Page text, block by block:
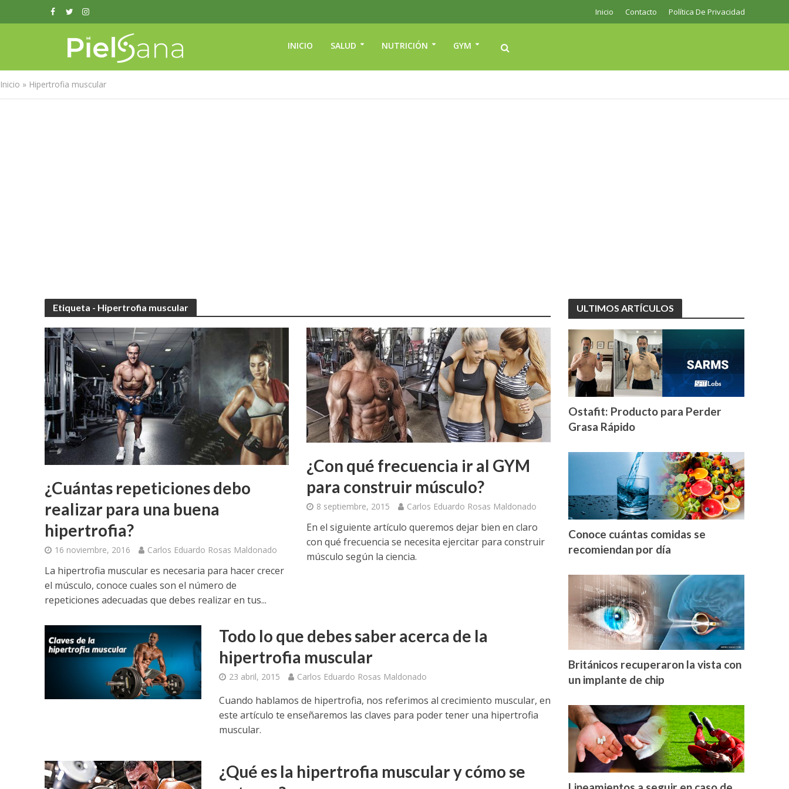
Inicio Contacto Política De Privacidad
INICIO SALUD NUTRICIÓN GYM
Inicio » Hipertrofia muscular
Etiqueta - Hipertrofia muscular
¿Cuántas repeticiones debo
realizar para una buena
hipertrofia?
16 noviembre, 2016 Carlos Eduardo Rosas Maldonado
La hipertrofia muscular es necesaria para hacer crecer
el músculo, conoce cuales son el número de
repeticiones adecuadas que debes realizar en tus...
¿Con qué frecuencia ir al GYM
para construir músculo?
8 septiembre, 2015 Carlos Eduardo Rosas Maldonado
En el siguiente artículo queremos dejar bien en claro
con qué frecuencia se necesita ejercitar para construir
músculo según la ciencia.
Todo lo que debes saber acerca de la
hipertrofia muscular
23 abril, 2015 Carlos Eduardo Rosas Maldonado
Cuando hablamos de hipertrofia, nos referimos al crecimiento muscular, en
este artículo te enseñaremos las claves para poder tener una hipertrofia
muscular.
¿Qué es la hipertrofia muscular y cómo se
ULTIMOS ARTÍCULOS
Ostafit: Producto para Perder
Grasa Rápido
Conoce cuántas comidas se
recomiendan por día
Británicos recuperaron la vista con
un implante de chip